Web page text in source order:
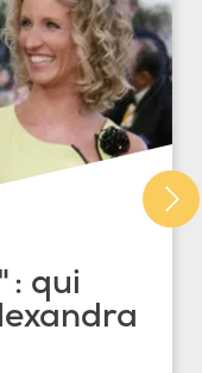
: qui